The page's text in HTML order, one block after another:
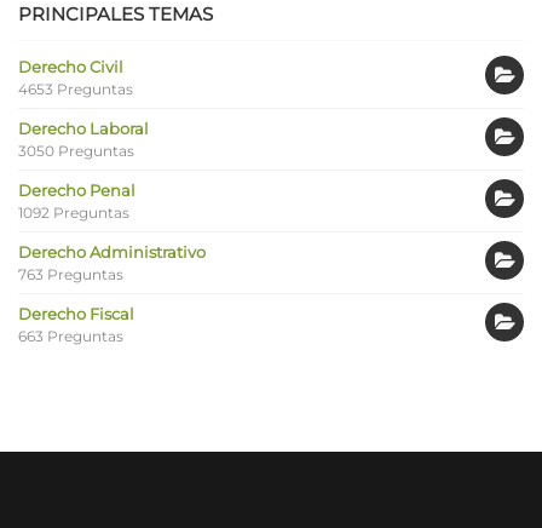
PRINCIPALES TEMAS
Derecho Civil
4653 Preguntas
Derecho Laboral
3050 Preguntas
Derecho Penal
1092 Preguntas
Derecho Administrativo
763 Preguntas
Derecho Fiscal
663 Preguntas